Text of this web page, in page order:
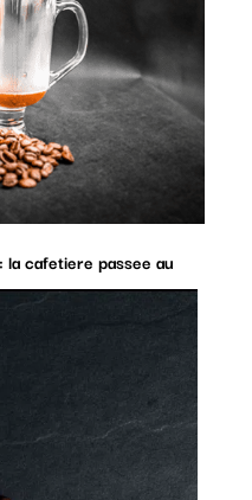
cafetiere passee au